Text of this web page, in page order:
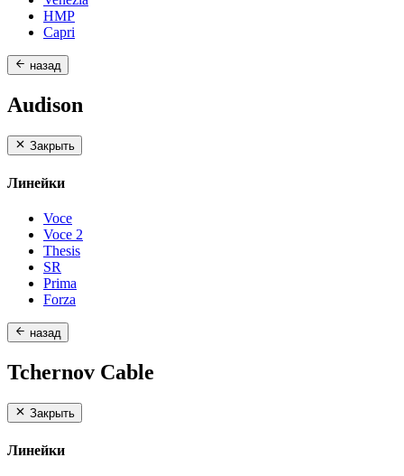
HMP
Capri
назад
Audison
Закрыть
Линейки
Voce
Voce 2
Thesis
SR
Prima
Forza
назад
Tchernov Cable
Закрыть
Линейки